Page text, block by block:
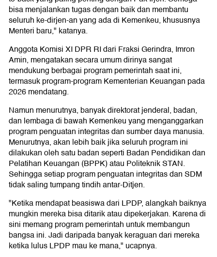
bisa menjalankan tugas dengan baik dan membantu
seluruh ke-dirjen-an yang ada di Kemenkeu, khususnya
Menteri baru," katanya.
Anggota Komisi XI DPR RI dari Fraksi Gerindra, Imron
Amin, mengatakan secara umum dirinya sangat
mendukung berbagai program pemerintah saat ini,
termasuk program-program Kementerian Keuangan pada
2026 mendatang.
Namun menurutnya, banyak direktorat jenderal, badan,
dan lembaga di bawah Kemenkeu yang menganggarkan
program penguatan integritas dan sumber daya manusia.
Menurutnya, akan lebih baik jika seluruh program ini
dilakukan oleh satu badan seperti Badan Pendidikan dan
Pelatihan Keuangan (BPPK) atau Politeknik STAN.
Sehingga setiap program penguatan integritas dan SDM
tidak saling tumpang tindih antar-Ditjen.
"Ketika mendapat beasiswa dari LPDP, alangkah baiknya
mungkin mereka bisa ditarik atau dipekerjakan. Karena di
sini memang program pemerintah untuk membangun
bangsa ini. Jadi daripada banyak keraguan dari mereka
ketika lulus LPDP mau ke mana," ucapnya.